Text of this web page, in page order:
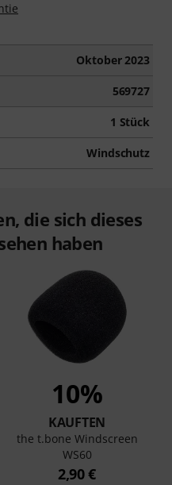
Oktober 2023
569727
1 Stück
Windschutz
die sich dieses
haben
10%
KAUFTEN
the t.bone Windscreen
WS60
2,90 €